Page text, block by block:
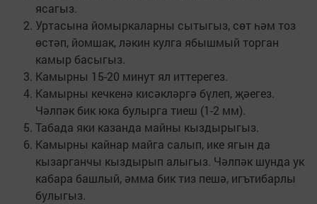
ясагыз.
Уртасына йомыркаларны сытыгыз, сөт һәм тоз
өстәп, йомшак, ләкин кулга ябышмый торган
камыр басыгыз.
Камырны 15-20 минут ял иттерегез.
Камырны кечкенә кисәкләргә бүлеп, җәегез.
Чәлпәк бик юка булырга тиеш (1-2 мм).
Табада яки казанда майны кыздырыгыз.
Камырны кайнар майга салып, ике ягын да
кызарганчы кыздырып алыгыз. Чәлпәк шунда ук
кабара башлый, әмма бик тиз пешә, игътибарлы
булыгыз.